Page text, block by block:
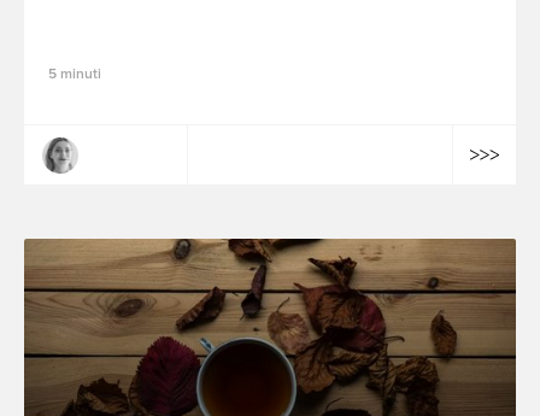
5 minuti